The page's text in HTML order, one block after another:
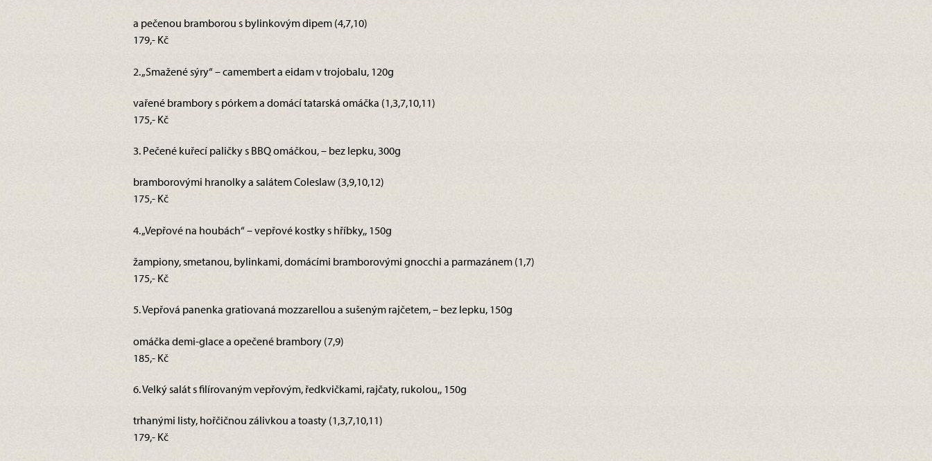
a pečenou bramborou s bylinkovým dipem (4,7,10)
179,- Kč
2. „Smažené sýry“ – camembert a eidam v trojobalu, 120g
vařené brambory s pórkem a domácí tatarská omáčka (1,3,7,10,11)
175,- Kč
3. Pečené kuřecí paličky s BBQ omáčkou, – bez lepku, 300g
bramborovými hranolky a salátem Coleslaw (3,9,10,12)
175,- Kč
4. „Vepřové na houbách“ – vepřové kostky s hříbky,, 150g
žampiony, smetanou, bylinkami, domácími bramborovými gnocchi a parmazánem (1,7)
175,- Kč
5. Vepřová panenka gratiovaná mozzarellou a sušeným rajčetem, – bez lepku, 150g
omáčka demi-glace a opečené brambory (7,9)
185,- Kč
6. Velký salát s filírovaným vepřovým, ředkvičkami, rajčaty, rukolou,, 150g
trhanými listy, hořčičnou zálivkou a toasty (1,3,7,10,11)
179,- Kč